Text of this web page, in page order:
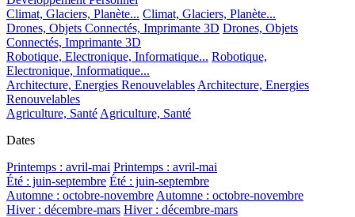
Climat, Glaciers, Planète... Climat, Glaciers, Planète...
Drones, Objets Connectés, Imprimante 3D Drones, Objets
Connectés, Imprimante 3D
Robotique, Electronique, Informatique... Robotique,
Electronique, Informatique...
Architecture, Energies Renouvelables Architecture, Energies
Renouvelables
Agriculture, Santé Agriculture, Santé
Dates
Printemps : avril-mai Printemps : avril-mai
Été : juin-septembre Été : juin-septembre
Automne : octobre-novembre Automne : octobre-novembre
Hiver : décembre-mars Hiver : décembre-mars